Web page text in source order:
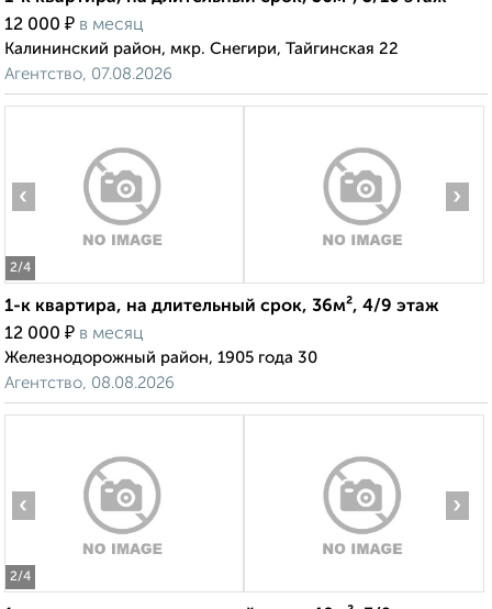
12 000 ₽ в месяц
Калининский район, мкр. Снегири, Тайгинская 22
Агентство, 07.08.2026
2/4
‹ ›
1-к квартира, на длительный срок, 36м², 4/9 этаж
12 000 ₽ в месяц
Железнодорожный район, 1905 года 30
Агентство, 08.08.2026
2/4
‹ ›